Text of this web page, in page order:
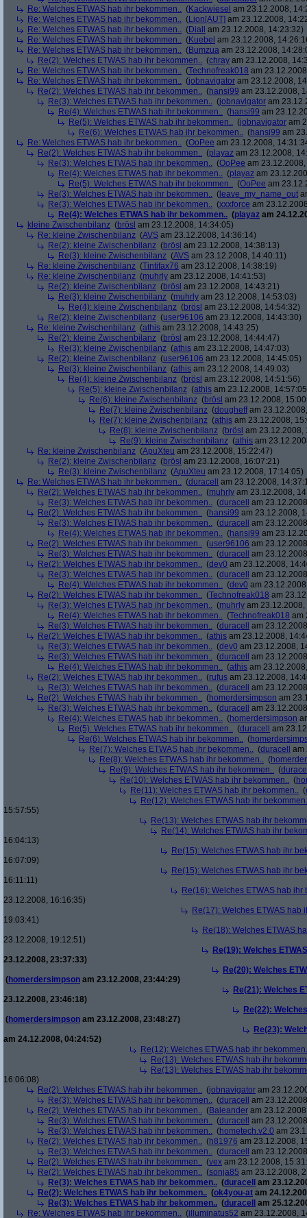
Re: Welches ETWAS hab ihr bekommen.. (Kackwiesel am 23.12.2008,
Re: Welches ETWAS hab ihr bekommen.. (Lion[AUT] am 23.12.2008,
Re: Welches ETWAS hab ihr bekommen.. (Diall
am 23.12.2008, 14:23:32)
Re: Welches ETWAS hab ihr bekommen.. (Kuebel am 23.12.2008,
Re: Welches ETWAS hab ihr bekommen.. (Bumzua am 23.12.2008,
Re(2): Welches ETWAS hab ihr bekommen.. (chray am 23.12.2008,
Re: Welches ETWAS hab ihr bekommen.. (Technofreak018 am
Re: Welches ETWAS hab ihr bekommen.. (jobnavigator am 23.12.2008,
Re(2): Welches ETWAS hab ihr bekommen.. (hansi99 am 23.12.2008,
Re(3): Welches ETWAS hab ihr bekommen.. (jobnavigator am
Re(4): Welches ETWAS hab ihr bekommen.. (hansi99 am
Re(5): Welches ETWAS hab ihr bekommen.. (jobnavigator am
Re(6): Welches ETWAS hab ihr bekommen.. (hansi99 am
Re: Welches ETWAS hab ihr bekommen.. (OoPee am 23.12.2008,
Re(2): Welches ETWAS hab ihr bekommen.. (playaz am 23.12.2008,
Re(3): Welches ETWAS hab ihr bekommen.. (OoPee am
Re(4): Welches ETWAS hab ihr bekommen.. (playaz am
Re(5): Welches ETWAS hab ihr bekommen.. (OoPee am
Re(3): Welches ETWAS hab ihr bekommen.. ( leave_my_name_out
Re(3): Welches ETWAS hab ihr bekommen.. (xxxforce am
Re(4): Welches ETWAS hab ihr bekommen.. (playaz am
kleine Zwischenbilanz (brösl am 23.12.2008, 14:34:05)
Re: kleine Zwischenbilanz (AVS am 23.12.2008, 14:36:14)
Re(2): kleine Zwischenbilanz (brösl am 23.12.2008, 14:38:13)
Re(3): kleine Zwischenbilanz (AVS am 23.12.2008, 14:40:11)
Re: kleine Zwischenbilanz (Tintifax76 am 23.12.2008, 14:38:19)
Re: kleine Zwischenbilanz (muhrly am 23.12.2008, 14:41:53)
Re(2): kleine Zwischenbilanz (brösl am 23.12.2008, 14:43:21)
Re(3): kleine Zwischenbilanz (muhrly am 23.12.2008, 14:53:03)
Re(4): kleine Zwischenbilanz (brösl am 23.12.2008, 14:54:32)
Re(2): kleine Zwischenbilanz (user96106 am 23.12.2008, 14:43:30)
Re: kleine Zwischenbilanz (athis am 23.12.2008, 14:43:25)
Re(2): kleine Zwischenbilanz (brösl am 23.12.2008, 14:44:47)
Re(3): kleine Zwischenbilanz (athis am 23.12.2008, 14:47:03)
Re(2): kleine Zwischenbilanz (user96106 am 23.12.2008, 14:45:05)
Re(3): kleine Zwischenbilanz (athis am 23.12.2008, 14:49:03)
Re(4): kleine Zwischenbilanz (brösl am 23.12.2008, 14:51:56)
Re(5): kleine Zwischenbilanz (athis am 23.12.2008,
Re(6): kleine Zwischenbilanz (brösl am 23.12.2008,
Re(7): kleine Zwischenbilanz (dougheffam
Re(7): kleine Zwischenbilanz (athis am 23.12.2008,
Re(8): kleine Zwischenbilanz (brösl am 23.12.2008,
Re(9): kleine Zwischenbilanz (athis am
Re: kleine Zwischenbilanz (ApuXteu am 23.12.2008, 15:22:47)
Re(2): kleine Zwischenbilanz (brösl am 23.12.2008, 16:07:21)
Re(3): kleine Zwischenbilanz (ApuXteu am 23.12.2008, 17:14:05)
Re: Welches ETWAS hab ihr bekommen.. (duracell
am 23.12.2008,
Re(2): Welches ETWAS hab ihr bekommen.. (muhrly am 23.12.2008,
Re(3): Welches ETWAS hab ihr bekommen.. (duracell
am
Re(2): Welches ETWAS hab ihr bekommen.. (hansi99 am 23.12.2008,
Re(3): Welches ETWAS hab ihr bekommen.. (duracell
am
Re(4): Welches ETWAS hab ihr bekommen.. (hansi99 am
Re(2): Welches ETWAS hab ihr bekommen.. (user96106 am
Re(3): Welches ETWAS hab ihr bekommen.. (duracell
am
Re(2): Welches ETWAS hab ihr bekommen.. (dev0 am 23.12.2008,
Re(3): Welches ETWAS hab ihr bekommen.. (duracell
am
Re(4): Welches ETWAS hab ihr bekommen.. (dev0 am
Re(2): Welches ETWAS hab ihr bekommen.. (Technofreak018 am
Re(3): Welches ETWAS hab ihr bekommen.. (muhrly am
Re(4): Welches ETWAS hab ihr bekommen.. (Technofreak018 am
Re(3): Welches ETWAS hab ihr bekommen.. (duracell
am
Re(2): Welches ETWAS hab ihr bekommen.. (athis am 23.12.2008,
Re(3): Welches ETWAS hab ihr bekommen.. (dev0 am 23.12.2008,
Re(3): Welches ETWAS hab ihr bekommen.. (duracell
am
Re(4): Welches ETWAS hab ihr bekommen.. (athis am
Re(2): Welches ETWAS hab ihr bekommen.. (rufus am 23.12.2008,
Re(3): Welches ETWAS hab ihr bekommen.. (duracell
am
Re(2): Welches ETWAS hab ihr bekommen.. (homerdersimpson am
Re(3): Welches ETWAS hab ihr bekommen.. (duracell
am
Re(4): Welches ETWAS hab ihr bekommen.. (homerdersimpson
Re(5): Welches ETWAS hab ihr bekommen.. (duracell
am
Re(6): Welches ETWAS hab ihr bekommen.. (
Re(7): Welches ETWAS hab ihr bekommen.. (duracell
am
Re(8): Welches ETWAS hab ihr bekommen.. (
Re(9): Welches ETWAS hab ihr bekommen.. (
Re(10): Welches ETWAS hab ihr bekommen.. (
Re(11): Welches ETWAS hab ihr bekommen.. (
Re(12): Welches ETWAS hab ihr
15:57:55)
Re(13): Welches ETWAS hab ihr
Re(14): Welches ETWAS hab ihr
16:04:13)
Re(15): Welches ETWAS hab ihr
16:07:09)
Re(15): Welches ETWAS hab ihr
16:11:11)
Re(16): Welches ETWAS hab ihr
23.12.2008, 16:16:35)
Re(17): Welches ETWAS hab
19:03:41)
Re(18): Welches ETWAS
23.12.2008, 19:12:51)
Re(19): Welches
23.12.2008, 23:37:33)
Re(20): Welches
(homerdersimpson am 23.12.2008, 23:44:29)
Re(21): Welches
23.12.2008, 23:46:18)
Re(22):
(homerdersimpson am 23.12.2008, 23:48:27)
Re(23):
am 24.12.2008, 04:24:52)
Re(12): Welches ETWAS hab ihr
Re(13): Welches ETWAS hab ihr
Re(13): Welches ETWAS hab ihr
16:06:08)
Re(2): Welches ETWAS hab ihr bekommen.. (jobnavigator am
Re(3): Welches ETWAS hab ihr bekommen.. (duracell
am
Re(2): Welches ETWAS hab ihr bekommen.. (Baleander am
Re(3): Welches ETWAS hab ihr bekommen.. (duracell
am
Re(3): Welches ETWAS hab ihr bekommen.. (hometech.v2.0 am
Re(2): Welches ETWAS hab ihr bekommen.. (h81976 am 23.12.2008,
Re(3): Welches ETWAS hab ihr bekommen.. (duracell
am
Re(2): Welches ETWAS hab ihr bekommen.. (vex am 23.12.2008,
Re(2): Welches ETWAS hab ihr bekommen.. (sonja85 am 23.12.2008,
Re(3): Welches ETWAS hab ihr bekommen.. (duracell
am
Re(2): Welches ETWAS hab ihr bekommen.. (ok4you-at am
Re(3): Welches ETWAS hab ihr bekommen.. (duracell
am
Re: Welches ETWAS hab ihr bekommen.. (illuminatus52 am 23.12.2008,